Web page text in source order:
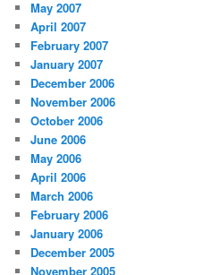
May 2007
April 2007
February 2007
January 2007
December 2006
November 2006
October 2006
June 2006
May 2006
April 2006
March 2006
February 2006
January 2006
December 2005
November 2005